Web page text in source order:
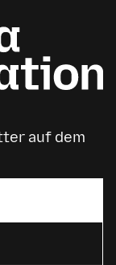
auf dem